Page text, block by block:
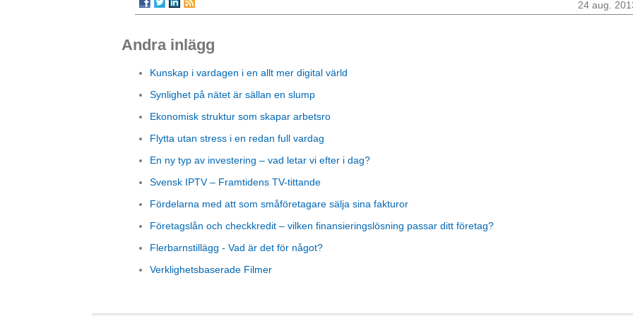
24 aug.
Andra inlägg
Kunskap i vardagen i en allt mer digital värld
Synlighet på nätet är sällan en slump
Ekonomisk struktur som skapar arbetsro
Flytta utan stress i en redan full vardag
En ny typ av investering – vad letar vi efter i dag?
Svensk IPTV – Framtidens TV-tittande
Fördelarna med att som småföretagare sälja sina fakturor
Företagslån och checkkredit – vilken finansieringslösning passar ditt företag?
Flerbarnstillägg - Vad är det för något?
Verklighetsbaserade Filmer